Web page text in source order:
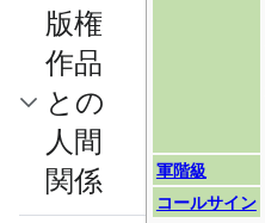
軍階級
コールサイン
版権
作品
との
人間
関係